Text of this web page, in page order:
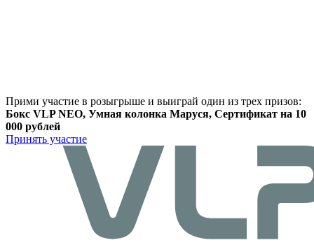
Прими участие в розыгрыше и выиграй один из трех призов:
Бокс VLP NEO, Умная колонка Маруся, Сертификат на 10
000 рублей
Принять участие